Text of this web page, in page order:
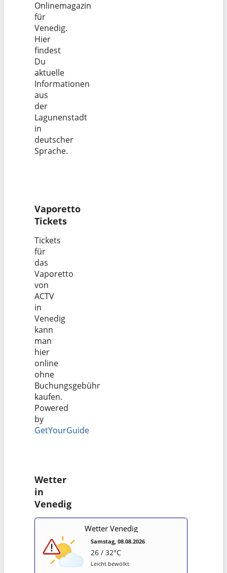
Onlinemagazin
für
Venedig.
Hier
findest
Du
aktuelle
Informationen
aus
der
Lagunenstadt
in
deutscher
Sprache.
Vaporetto
Tickets
Tickets
für
das
Vaporetto
von
ACTV
in
Venedig
kann
man
hier
online
ohne
Buchungsgebühr
kaufen.
Powered
by
GetYourGuide
Wetter
in
Venedig
Wetter Venedig
Samstag, 08.08.2026
26 / 32°C
Leicht bewölkt